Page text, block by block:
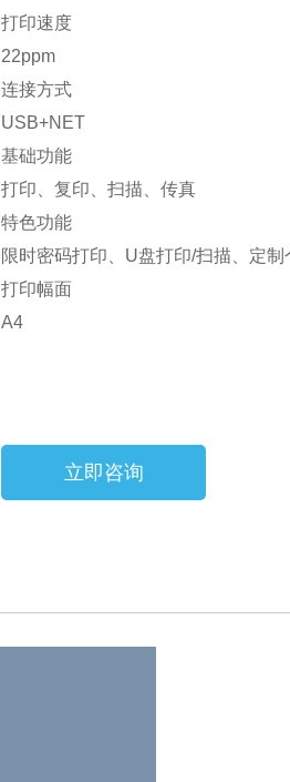
打印速度
22ppm
连接方式
USB+NET
基础功能
打印、复印、扫描、传真
特色功能
限时密码打印、U盘打印/扫描、定制
打印幅面
A4
立即咨询